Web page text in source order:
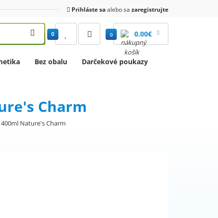
Prihláste saalebo sa zaregistrujte
0 0 0.00€
Bez obalu Darčekové poukazy
Charm
Nature's Charm